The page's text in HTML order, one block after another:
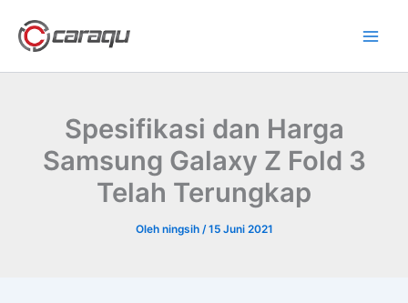
konten
Spesifikasi dan Harga
Samsung Galaxy Z Fold 3
Telah Terungkap
Oleh ningsih /15 Juni 2021